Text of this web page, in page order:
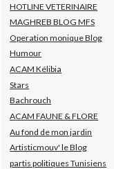
HOTLINE VETERINAIRE
MAGHREB BLOG MFS
Operation monique Blog
Humour
ACAM Kélibia
Stars
Bachrouch
ACAM FAUNE & FLORE
Au fond de mon jardin
Artisticmouv' le Blog
partis politiques Tunisiens